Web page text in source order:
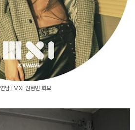
[연남] MXI 권현빈 화보